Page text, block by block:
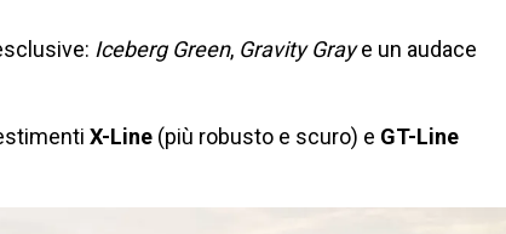
Iceberg Green, Gravity Graye un audace
X-Line (più robusto e scuro) e GT-Line